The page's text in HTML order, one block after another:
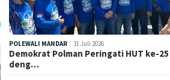
POLEWALI MANDAR 31 Juli 2026
Demokrat Polman Peringati HUT ke-25
deng…